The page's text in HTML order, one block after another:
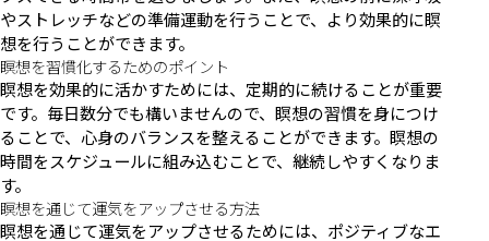
やストレッチなどの準備運動を行うことで、より効果的に瞑
想を行うことができます。
瞑想を習慣化するためのポイント
瞑想を効果的に活かすためには、定期的に続けることが重要
です。毎日数分でも構いませんので、瞑想の習慣を身につけ
ることで、心身のバランスを整えることができます。瞑想の
時間をスケジュールに組み込むことで、継続しやすくなりま
す。
瞑想を通じて運気をアップさせる方法
瞑想を通じて運気をアップさせるためには、ポジティブなエ